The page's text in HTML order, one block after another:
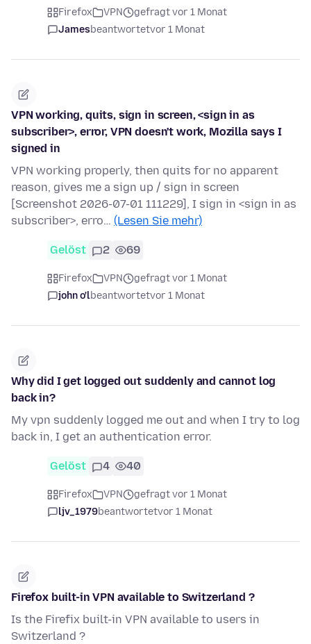
Firefox VPN
gefragt vor 1 Monat
Jamesbeantwortetvor 1 Monat
VPN working, quits, sign in screen, <sign in as
subscriber>, error, VPN doesn't work, Mozilla says I
signed in
VPN working properly, then quits for no apparent
reason, gives me a sign up / sign in screen
[Screenshot 2026-07-01 111229], I sign in <sign in as
subscriber>, erro… (Lesen Sie mehr)
Gelöst 2 69
Firefox VPN
gefragt vor 1 Monat
john o'lbeantwortetvor 1 Monat
Why did I get logged out suddenly and cannot log
back in?
My vpn suddenly logged me out and when I try to log
back in, I get an authentication error.
Gelöst 4 40
Firefox VPN
gefragt vor 1 Monat
ljv_1979beantwortetvor 1 Monat
Firefox built-in VPN available to Switzerland ?
Is the Firefix built-in VPN available to users in
Switzerland ?